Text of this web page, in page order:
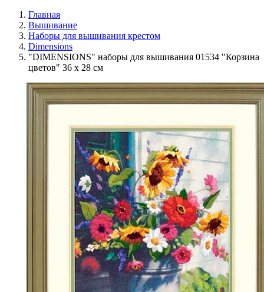
Главная
Вышивание
Наборы для вышивания крестом
Dimensions
"DIMENSIONS" наборы для вышивания 01534 "Корзина
цветов" 36 x 28 см